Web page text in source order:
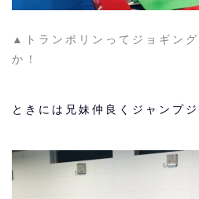
▲トランポリンってジョギン
か！
ときには兄妹仲良くジャンプ